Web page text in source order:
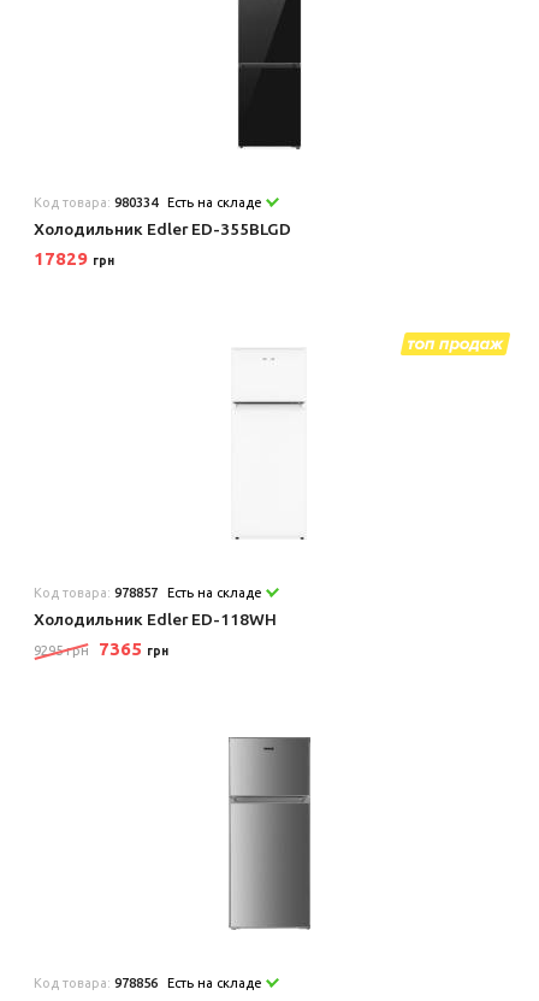
Код товара:980334 Есть на складе
Холодильник Edler ED-355BLGD
17829 грн
Код товара:978857 Есть на складе
Холодильник Edler ED-118WH
9295 грн 7365 грн
Код товара:978856 Есть на складе